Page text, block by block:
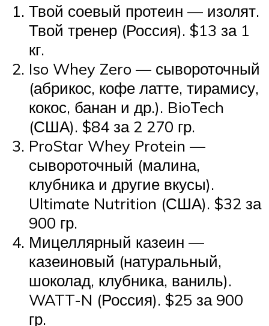
Твой соевый протеин — изолят.
Твой тренер (Россия). $13 за 1
кг.
Iso Whey Zero — сывороточный
(абрикос, кофе латте, тирамису,
кокос, банан и др.). BioTech
(США). $84 за 2 270 гр.
ProStar Whey Protein —
сывороточный (малина,
клубника и другие вкусы).
Ultimate Nutrition (США). $32 за
900 гр.
Мицеллярный казеин —
казеиновый (натуральный,
шоколад, клубника, ваниль).
WATT-N (Россия). $25 за 900
гр.